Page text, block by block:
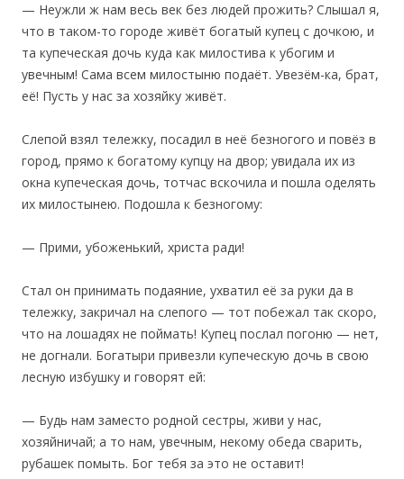
— Неужли ж нам весь век без людей прожить? Слышал я,
что в таком-то городе живёт богатый купец с дочкою, и
та купеческая дочь куда как милостива к убогим и
увечным! Сама всем милостыню подаёт. Увезём-ка, брат,
её! Пусть у нас за хозяйку живёт.
Слепой взял тележку, посадил в неё безногого и повёз в
город, прямо к богатому купцу на двор; увидала их из
окна купеческая дочь, тотчас вскочила и пошла оделять
их милостынею. Подошла к безногому:
— Прими, убоженький, христа ради!
Стал он принимать подаяние, ухватил её за руки да в
тележку, закричал на слепого — тот побежал так скоро,
что на лошадях не поймать! Купец послал погоню — нет,
не догнали. Богатыри привезли купеческую дочь в свою
лесную избушку и говорят ей:
— Будь нам заместо родной сестры, живи у нас,
хозяйничай; а то нам, увечным, некому обеда сварить,
рубашек помыть. Бог тебя за это не оставит!